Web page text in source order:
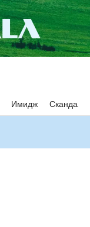
Имидж Скандалы